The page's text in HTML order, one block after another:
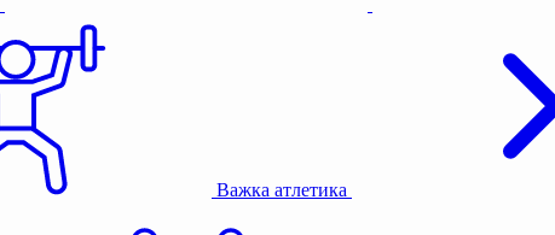
Важка атлетика